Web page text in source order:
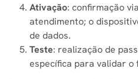
Ativação: confirmação
atendimento; o
de dados.
Teste: realização de
específica para validar o